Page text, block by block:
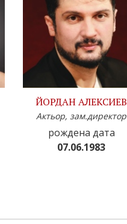
ЙОРДАН АЛЕКСИЕВ
Актьор, зам.директор
рождена дата
07.06.1983